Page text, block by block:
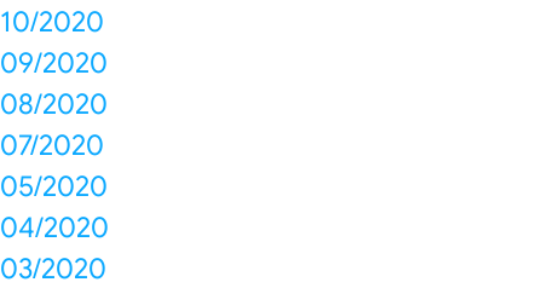
10/2020
09/2020
08/2020
07/2020
05/2020
04/2020
03/2020